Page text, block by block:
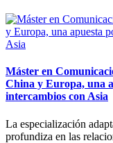
Máster en
China y Europa, una
intercambios con Asia
La especialización
profundiza en las